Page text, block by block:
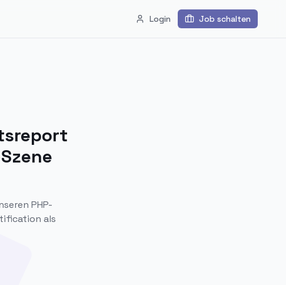
Login Job schalten
PHP-
als